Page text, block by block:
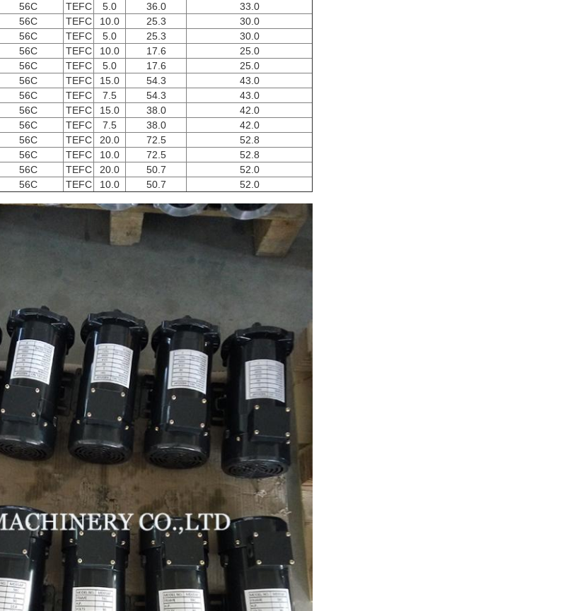
56C TEFC 5.0 36.0
33.0
56C TEFC 10.0 25.3
30.0
56C TEFC 5.0 25.3
30.0
56C TEFC 10.0 17.6
25.0
56C TEFC 5.0 17.6
25.0
56C TEFC 15.0 54.3
43.0
56C TEFC 7.5 54.3
43.0
56C TEFC 15.0 38.0
42.0
56C TEFC 7.5 38.0
42.0
56C TEFC 20.0 72.5
52.8
56C TEFC 10.0 72.5
52.8
56C TEFC 20.0 50.7
52.0
56C TEFC 10.0 50.7 52.0